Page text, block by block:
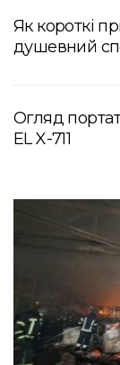
Як короткі
душевний
Огляд
EL X-711